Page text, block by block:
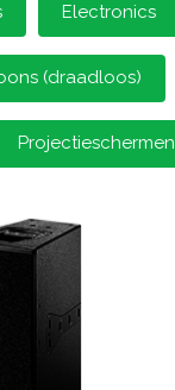
Electronics
(draadloos)
Projectieschermen